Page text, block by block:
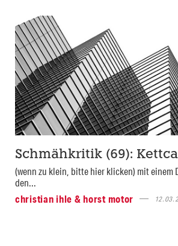
Schmähkritik (69):
(wenn zu klein, bitte hier klicken) mit einem
den...
christian ihle & horst motor